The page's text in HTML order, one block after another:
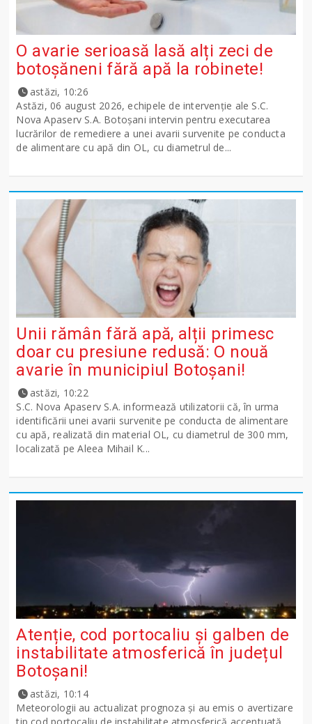
O avarie serioasă lasă alți zeci de
botoșăneni fără apă la robinete!
astăzi, 10:26
Astăzi, 06 august 2026, echipele de intervenție ale S.C.
Nova Apaserv S.A. Botoșani intervin pentru executarea
lucrărilor de remediere a unei avarii survenite pe conducta
de alimentare cu apă din OL, cu diametrul de...
Unii rămân fără apă, alții primesc
doar cu presiune redusă: O nouă
avarie în municipiul Botoșani!
astăzi, 10:22
S.C. Nova Apaserv S.A. informează utilizatorii că, în urma
identificării unei avarii survenite pe conducta de alimentare
cu apă, realizată din material OL, cu diametrul de 300 mm,
localizată pe Aleea Mihail K...
Atenție, cod portocaliu și galben de
instabilitate atmosferică în județul
Botoșani!
astăzi, 10:14
Meteorologii au actualizat prognoza și au emis o avertizare